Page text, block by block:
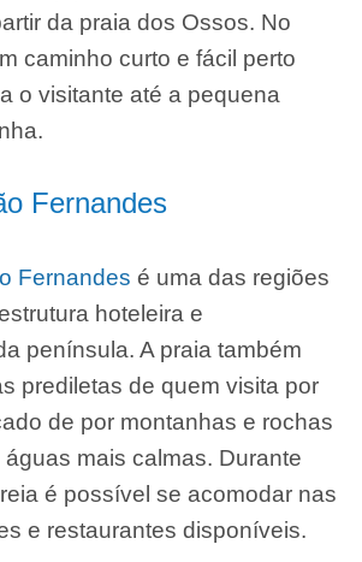
da praia dos Ossos. No
caminho curto e fácil perto
o visitante até a pequena
Fernandes
Fernandes é uma das regiões
hoteleira e
península. A praia também
prediletas de quem visita por
de por montanhas e rochas
mais calmas. Durante
é possível se acomodar nas
e restaurantes disponíveis.